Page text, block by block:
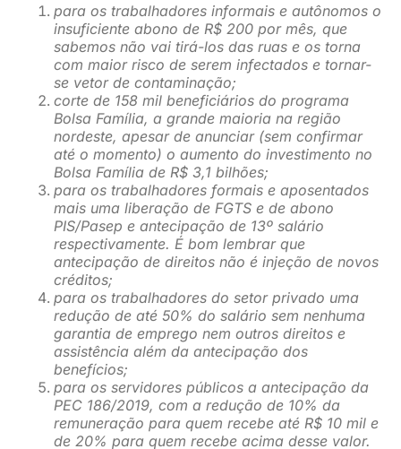
para os trabalhadores informais e autônomos o
insuficiente abono de R$ 200 por mês, que
sabemos não vai tirá-los das ruas e os torna
com maior risco de serem infectados e tornar-
se vetor de contaminação;
corte de 158 mil beneficiários do programa
Bolsa Família, a grande maioria na região
nordeste, apesar de anunciar (sem confirmar
até o momento) o aumento do investimento no
Bolsa Família de R$ 3,1 bilhões;
para os trabalhadores formais e aposentados
mais uma liberação de FGTS e de abono
PIS/Pasep e antecipação de 13º salário
respectivamente. É bom lembrar que
antecipação de direitos não é injeção de novos
créditos;
para os trabalhadores do setor privado uma
redução de até 50% do salário sem nenhuma
garantia de emprego nem outros direitos e
assistência além da antecipação dos
benefícios;
para os servidores públicos a antecipação da
PEC 186/2019, com a redução de 10% da
remuneração para quem recebe até R$ 10 mil e
de 20% para quem recebe acima desse valor.